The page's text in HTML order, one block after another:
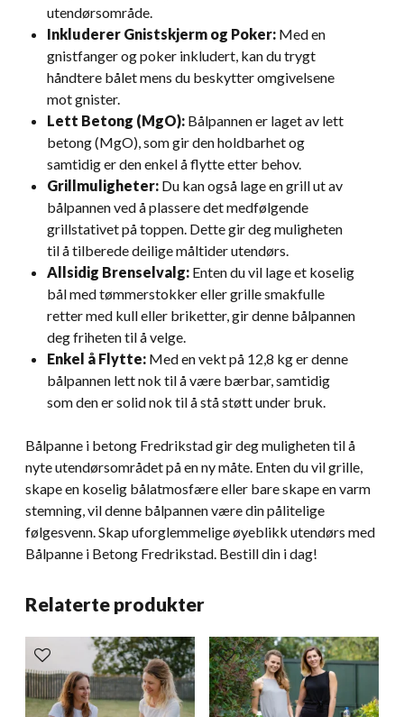
utendørsområde.
Inkluderer Gnistskjerm og Poker: Med en
gnistfanger og poker inkludert, kan du trygt
håndtere bålet mens du beskytter omgivelsene
mot gnister.
Lett Betong (MgO): Bålpannen er laget av lett
betong (MgO), som gir den holdbarhet og
samtidig er den enkel å flytte etter behov.
Grillmuligheter: Du kan også lage en grill ut av
bålpannen ved å plassere det medfølgende
grillstativet på toppen. Dette gir deg muligheten
til å tilberede deilige måltider utendørs.
Allsidig Brenselvalg: Enten du vil lage et koselig
bål med tømmerstokker eller grille smakfulle
retter med kull eller briketter, gir denne bålpannen
deg friheten til å velge.
Enkel å Flytte: Med en vekt på 12,8 kg er denne
bålpannen lett nok til å være bærbar, samtidig
som den er solid nok til å stå støtt under bruk.
Bålpanne i betong Fredrikstad gir deg muligheten til å
nyte utendørsområdet på en ny måte. Enten du vil grille,
skape en koselig bålatmosfære eller bare skape en varm
stemning, vil denne bålpannen være din pålitelige
følgesvenn. Skap uforglemmelige øyeblikk utendørs med
Bålpanne i Betong Fredrikstad. Bestill din i dag!
Relaterte produkter